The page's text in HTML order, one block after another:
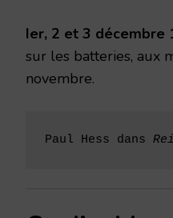
Ier, 2 et 3 décembre
sur les batteries, aux
novembre.
Paul Hess dans